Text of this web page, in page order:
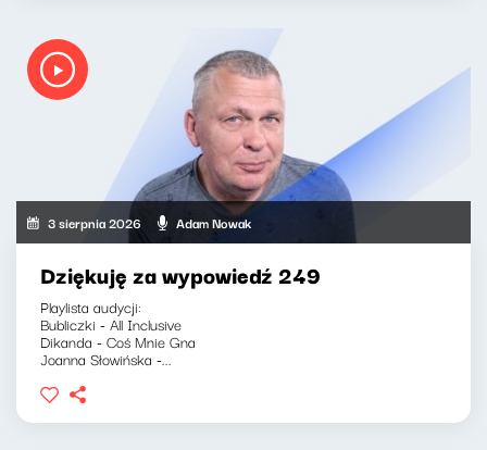
3 sierpnia 2026 Adam Nowak
Dziękuję za wypowiedź 249
Playlista audycji:
Bubliczki - All Inclusive
Dikanda - Coś Mnie Gna
Joanna Słowińska -...